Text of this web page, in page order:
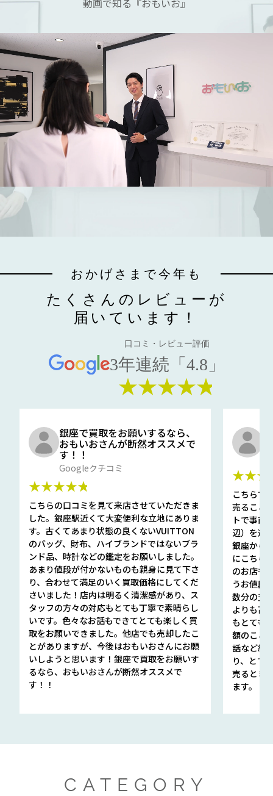
おかげさまで今年も
たくさんのレビューが
届いています！
口コミ・レビュー評価
3年連続「4.8」
★★★★★
銀座で買取をお願いするなら、
おもいおさんが断然オススメで
す！！
Googleクチコミ
★★★★★
こちらの口コミを見て来店させていただきま
した。銀座駅近くて大変便利な立地にありま
す。古くてあまり状態の良くないVUITTON
のバッグ、財布、ハイブランドではないブラ
ンド品、時計などの鑑定をお願いしました。
あまり値段が付かないものも親身に見て下さ
り、合わせて満足のいく買取価格にしてくだ
さいました！店内は明るく清潔感があり、ス
タッフの方々の対応もとても丁寧で素晴らし
いです。色々なお話もできてとても楽しく買
取をお願いできました。他店でも売却したこ
とがありますが、今後はおもいおさんにお願
いしようと思います！銀座で買取をお願いす
るなら、おもいおさんが断然オススメで
す！！
こちらで
売ること
トで事前
辺）を選
銀座から
にこちら
のお店も
うお値段
数分の査
よりも高
もとても
額のこと
話など細
り、とて
売るとき
ます。
CATEGORY